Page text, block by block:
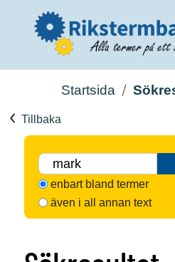
Startsida
Tillbaka
enbart bland termer
även i all annan text